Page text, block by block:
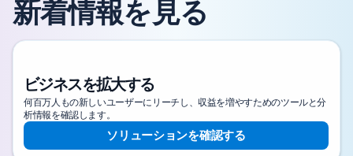
新着情報を見る
ビジネスを拡大する
何百万人もの新しいユーザーにリーチし、収益を増やすためのツールと分
析情報を確認します。
ソリューションを確認する